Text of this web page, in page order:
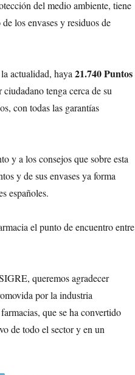
del medio ambiente, tiene
los envases y residuos de
actualidad, haya 21.740 Puntos
tenga cerca de su
con todas las garantías
y a los consejos que sobre esta
y de sus envases ya forma
españoles.
el punto de encuentro entre
queremos agradecer
por la industria
que se ha convertido
de todo el sector y en un